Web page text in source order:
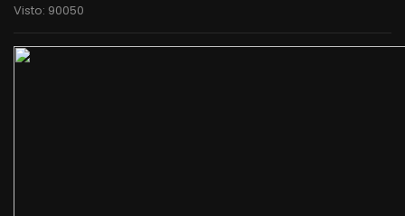
Visto: 90050